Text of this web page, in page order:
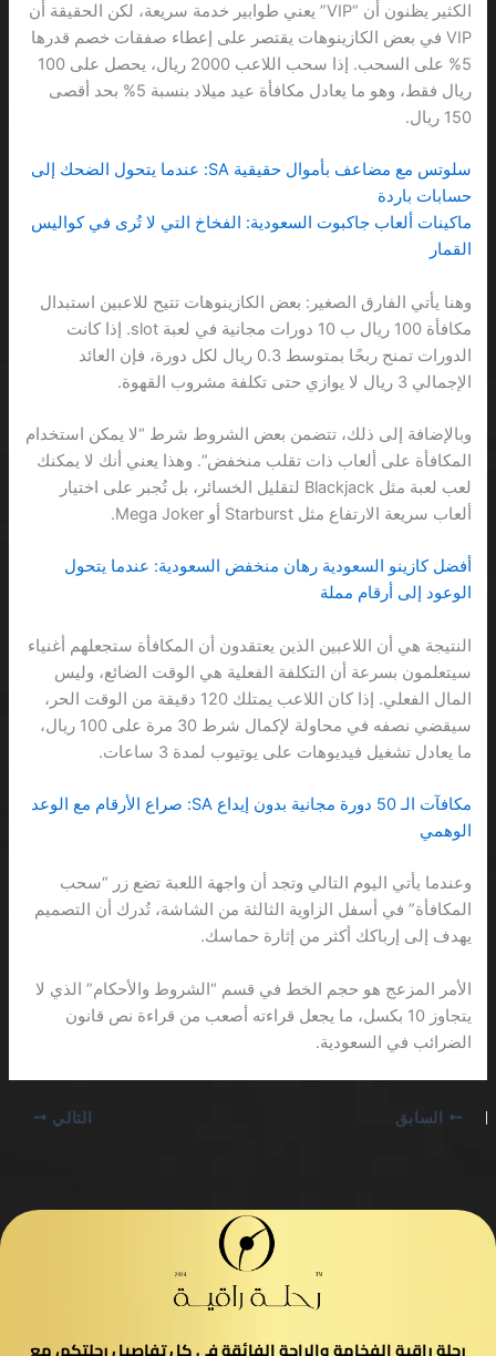
الكثير يظنون أن “VIP” يعني طوابير خدمة سريعة، لكن الحقيقة أن
VIP في بعض الكازينوهات يقتصر على إعطاء صفقات خصم قدرها
5% على السحب. إذا سحب اللاعب 2000 ريال، يحصل على 100
ريال فقط، وهو ما يعادل مكافأة عيد ميلاد بنسبة 5% بحد أقصى
150 ريال.
سلوتس مع مضاعف بأموال حقيقية SA: عندما يتحول الضحك إلى
حسابات باردة
ماكينات ألعاب جاكبوت السعودية: الفخاخ التي لا تُرى في كواليس
القمار
وهنا يأتي الفارق الصغير: بعض الكازينوهات تتيح للاعبين استبدال
مكافأة 100 ريال ب 10 دورات مجانية في لعبة slot. إذا كانت
الدورات تمنح ربحًا بمتوسط 0.3 ريال لكل دورة، فإن العائد
الإجمالي 3 ريال لا يوازي حتى تكلفة مشروب القهوة.
وبالإضافة إلى ذلك، تتضمن بعض الشروط شرط “لا يمكن استخدام
المكافأة على ألعاب ذات تقلب منخفض”. وهذا يعني أنك لا يمكنك
لعب لعبة مثل Blackjack لتقليل الخسائر، بل تُجبر على اختيار
ألعاب سريعة الارتفاع مثل Starburst أو Mega Joker.
أفضل كازينو السعودية رهان منخفض السعودية: عندما يتحول
الوعود إلى أرقام مملة
النتيجة هي أن اللاعبين الذين يعتقدون أن المكافأة ستجعلهم أغنياء
سيتعلمون بسرعة أن التكلفة الفعلية هي الوقت الضائع، وليس
المال الفعلي. إذا كان اللاعب يمتلك 120 دقيقة من الوقت الحر،
سيقضي نصفه في محاولة لإكمال شرط 30 مرة على 100 ريال،
ما يعادل تشغيل فيديوهات على يوتيوب لمدة 3 ساعات.
مكافآت الـ 50 دورة مجانية بدون إيداع SA: صراع الأرقام مع الوعد
الوهمي
وعندما يأتي اليوم التالي وتجد أن واجهة اللعبة تضع زر “سحب
المكافأة” في أسفل الزاوية الثالثة من الشاشة، تُدرك أن التصميم
يهدف إلى إرباكك أكثر من إثارة حماسك.
الأمر المزعج هو حجم الخط في قسم “الشروط والأحكام” الذي لا
يتجاوز 10 بكسل، ما يجعل قراءته أصعب من قراءة نص قانون
الضرائب في السعودية.
السابق التالي
رحلة راقية الفخامة والراحة الفائقة في كل تفاصيل رحلتكم، مع